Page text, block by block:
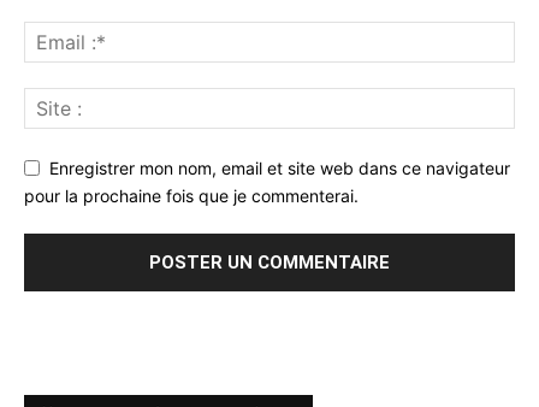
Enregistrer mon nom, email et site web dans ce navigateur
pour la prochaine fois que je commenterai.